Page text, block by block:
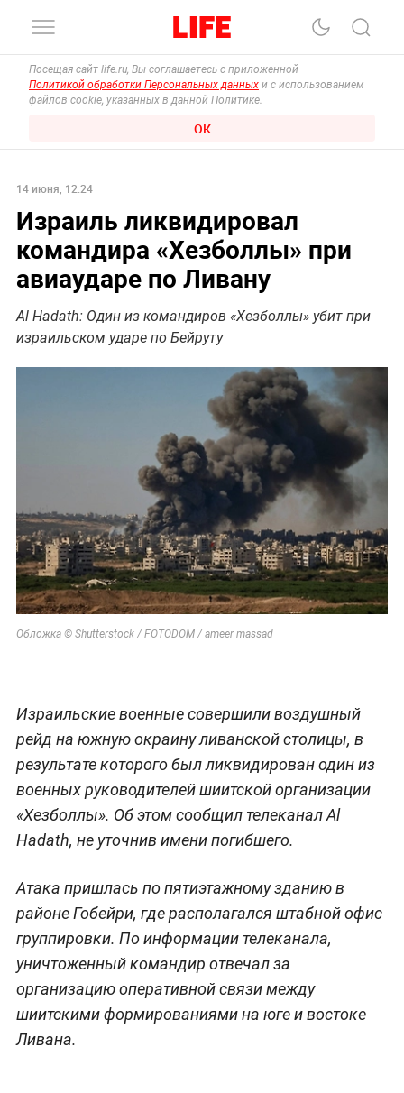
Посещая сайт life.ru, Вы соглашаетесь с приложенной
Политикой обработки Персональных данных и с использованием
файлов cookie, указанных в данной Политике.
ОК
14 июня, 12:24
Израиль ликвидировал
командира «Хезболлы» при
авиаударе по Ливану
Al Hadath: Один из командиров «Хезболлы» убит при
израильском ударе по Бейруту
Обложка © Shutterstock / FOTODOM / ameer massad
Израильские военные совершили воздушный
рейд на южную окраину ливанской столицы, в
результате которого был ликвидирован один из
военных руководителей шиитской организации
«Хезболлы». Об этом сообщил телеканал Al
Hadath, не уточнив имени погибшего.
Атака пришлась по пятиэтажному зданию в
районе Гобейри, где располагался штабной офис
группировки. По информации телеканала,
уничтоженный командир отвечал за
организацию оперативной связи между
шиитскими формированиями на юге и востоке
Ливана.